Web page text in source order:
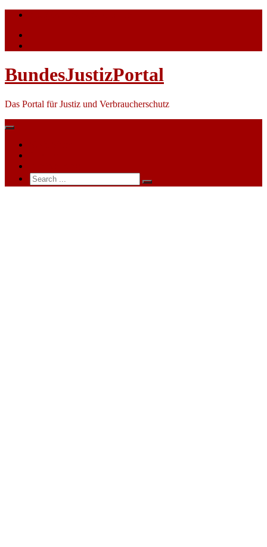
Skip
content
BundesJustizPortal
Das Portal für Justiz und Verbraucherschutz
Search
for: